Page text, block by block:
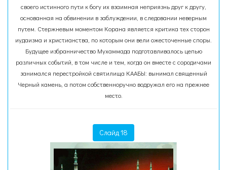
своего истинного пути к богу их взаимная неприязнь друг к другу,
основанная на обвинении в заблуждении, в следовании неверным
путем. Стержневым моментом Корана является критика тех сторон
иудаизма и христианства, по которым они вели ожесточенные споры.
Будущее избранничество Мухаммада подготавливалось цепью
различных событий, в том числе и тем, когда он вместе с сородичами
занимался перестройкой святилища КААБЫ: вынимал священный
Черный камень, а потом собственноручно водружал его на прежнее
место.
Слайд 18